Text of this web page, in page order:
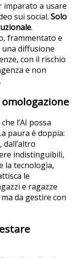
imparato a usare
sui social. Solo
.
frammentato e
diffusione
con il rischio
e non
l’AI possa
paura è doppia:
indistinguibili,
la tecnologia,
le
e ragazze
da gestire con